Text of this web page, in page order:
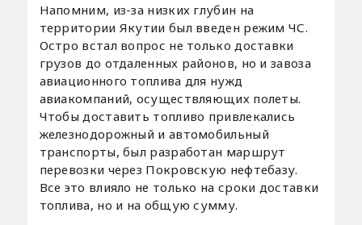
Напомним, из-за низких глубин на
территории Якутии был введен режим ЧС.
Остро встал вопрос не только доставки
грузов до отдаленных районов, но и завоза
авиационного топлива для нужд
авиакомпаний, осуществляющих полеты.
Чтобы доставить топливо привлекались
железнодорожный и автомобильный
транспорты, был разработан маршрут
перевозки через Покровскую нефтебазу.
Все это влияло не только на сроки доставки
топлива, но и на общую сумму.